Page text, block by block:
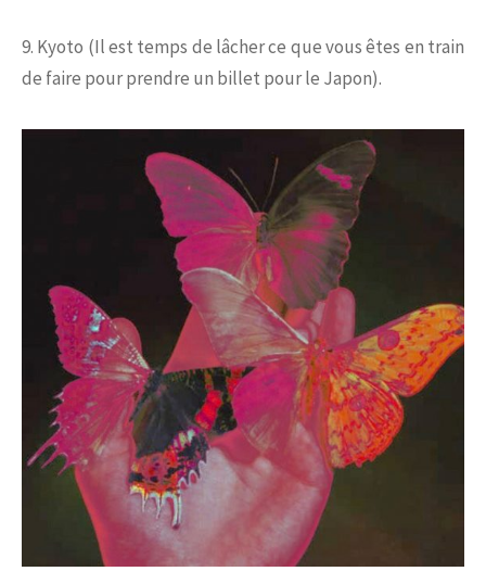
9. Kyoto (Il est temps de lâcher ce que vous êtes en train
de faire pour prendre un billet pour le Japon).